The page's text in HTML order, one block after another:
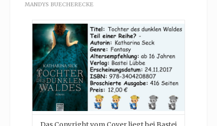
MANDYS BUECHERECKE